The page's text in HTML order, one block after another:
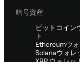
暗号資産
ビットコイン
ト
Ethereumウ
Solanaウォレ